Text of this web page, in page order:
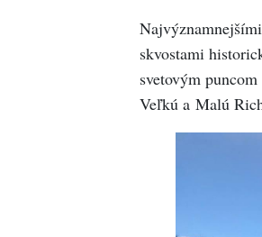
skvostami
svetovým
Veľkú a Malú